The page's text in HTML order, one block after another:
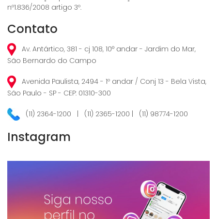
nº1.836/2008 artigo 3º.
Contato
Av. Antártico, 381 - cj 108, 10° andar - Jardim do Mar,
São Bernardo do Campo
Avenida Paulista, 2494 - 1º andar / Conj 13 - Bela Vista,
São Paulo - SP - CEP: 01310-300
(11) 2364-1200 | (11) 2365-1200 | (11) 98774-1200
Instagram